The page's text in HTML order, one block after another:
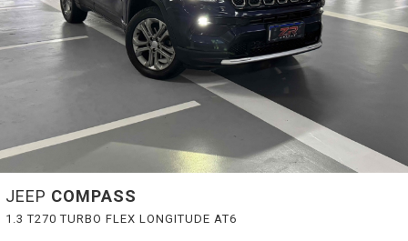
JEEP COMPASS
1.3 T270 TURBO FLEX LONGITUDE AT6